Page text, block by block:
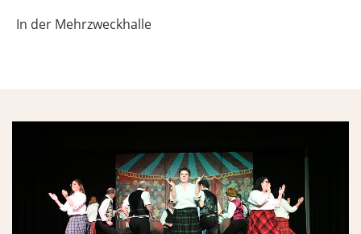
In der Mehrzweckhalle